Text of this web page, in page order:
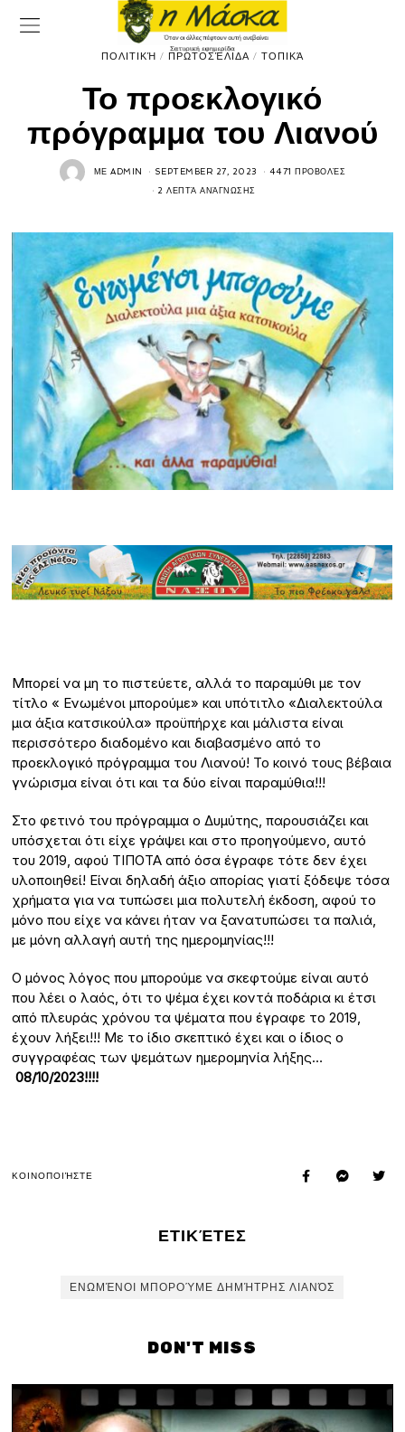
ΠΟΛΙΤΙΚΉ / ΠΡΩΤΟΣΈΛΙΔΑ / ΤΟΠΙΚΆ
Το προεκλογικό
πρόγραμμα του Λιανού
ΜΕADMIN SEPTEMBER 27, 2023 4471 ΠΡΟΒΟΛΈΣ
2 ΛΕΠΤΆ ΑΝΆΓΝΩΣΗΣ
Μπορεί να μη το πιστεύετε, αλλά το παραμύθι με τον
τίτλο « Ενωμένοι μπορούμε» και υπότιτλο «Διαλεκτούλα
μια άξια κατσικούλα» προϋπήρχε και μάλιστα είναι
περισσότερο διαδομένο και διαβασμένο από το
προεκλογικό πρόγραμμα του Λιανού! Το κοινό τους βέβαια
γνώρισμα είναι ότι και τα δύο είναι παραμύθια!!!
Στο φετινό του πρόγραμμα ο Δυμύτης, παρουσιάζει και
υπόσχεται ότι είχε γράψει και στο προηγούμενο, αυτό
του 2019, αφού ΤΙΠΟΤΑ από όσα έγραφε τότε δεν έχει
υλοποιηθεί! Είναι δηλαδή άξιο απορίας γιατί ξόδεψε τόσα
χρήματα για να τυπώσει μια πολυτελή έκδοση, αφού το
μόνο που είχε να κάνει ήταν να ξανατυπώσει τα παλιά,
με μόνη αλλαγή αυτή της ημερομηνίας!!!
Ο μόνος λόγος που μπορούμε να σκεφτούμε είναι αυτό
που λέει ο λαός, ότι το ψέμα έχει κοντά ποδάρια κι έτσι
από πλευράς χρόνου τα ψέματα που έγραφε το 2019,
έχουν λήξει!!! Με το ίδιο σκεπτικό έχει και ο ίδιος ο
συγγραφέας των ψεμάτων ημερομηνία λήξης…
08/10/2023!!!!
ΚΟΙΝΟΠΟΙΉΣΤΕ
ΕΤΙΚΈΤΕΣ
ΕΝΩΜΈΝΟΙ ΜΠΟΡΟΎΜΕ ΔΗΜΉΤΡΗΣ ΛΙΑΝΌΣ
DON'T MISS